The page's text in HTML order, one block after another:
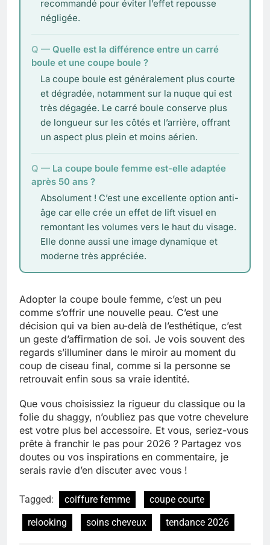
recommandé pour éviter l’effet repousse
négligée.
Quelle est la différence entre un carré
boule et une coupe boule ?
La coupe boule est généralement plus courte
et dégradée, notamment sur la nuque qui est
très dégagée. Le carré boule conserve plus
de longueur sur les côtés et l’arrière, offrant
un aspect plus plein et moins aérien.
La coupe boule femme est-elle adaptée
après 50 ans ?
Absolument ! C’est une excellente option anti-
âge car elle crée un effet de lift visuel en
remontant les volumes vers le haut du visage.
Elle donne aussi une image dynamique et
moderne très appréciée.
Adopter la coupe boule femme, c’est un peu
comme s’offrir une nouvelle peau. C’est une
décision qui va bien au-delà de l’esthétique, c’est
un geste d’affirmation de soi. Je vois souvent des
regards s’illuminer dans le miroir au moment du
coup de ciseau final, comme si la personne se
retrouvait enfin sous sa vraie identité.
Que vous choisissiez la rigueur du classique ou la
folie du shaggy, n’oubliez pas que votre chevelure
est votre plus bel accessoire. Et vous, seriez-vous
prête à franchir le pas pour 2026 ? Partagez vos
doutes ou vos inspirations en commentaire, je
serais ravie d’en discuter avec vous !
Tagged: coiffure femme
coupe courte
relooking
soins cheveux tendance 2026